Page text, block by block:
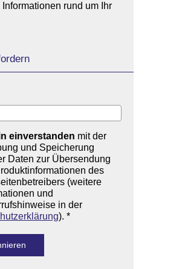
rund um Ihr
einverstanden mit der
und Speicherung
Daten zur Übersendung
des
(weitere
und
in der
). *